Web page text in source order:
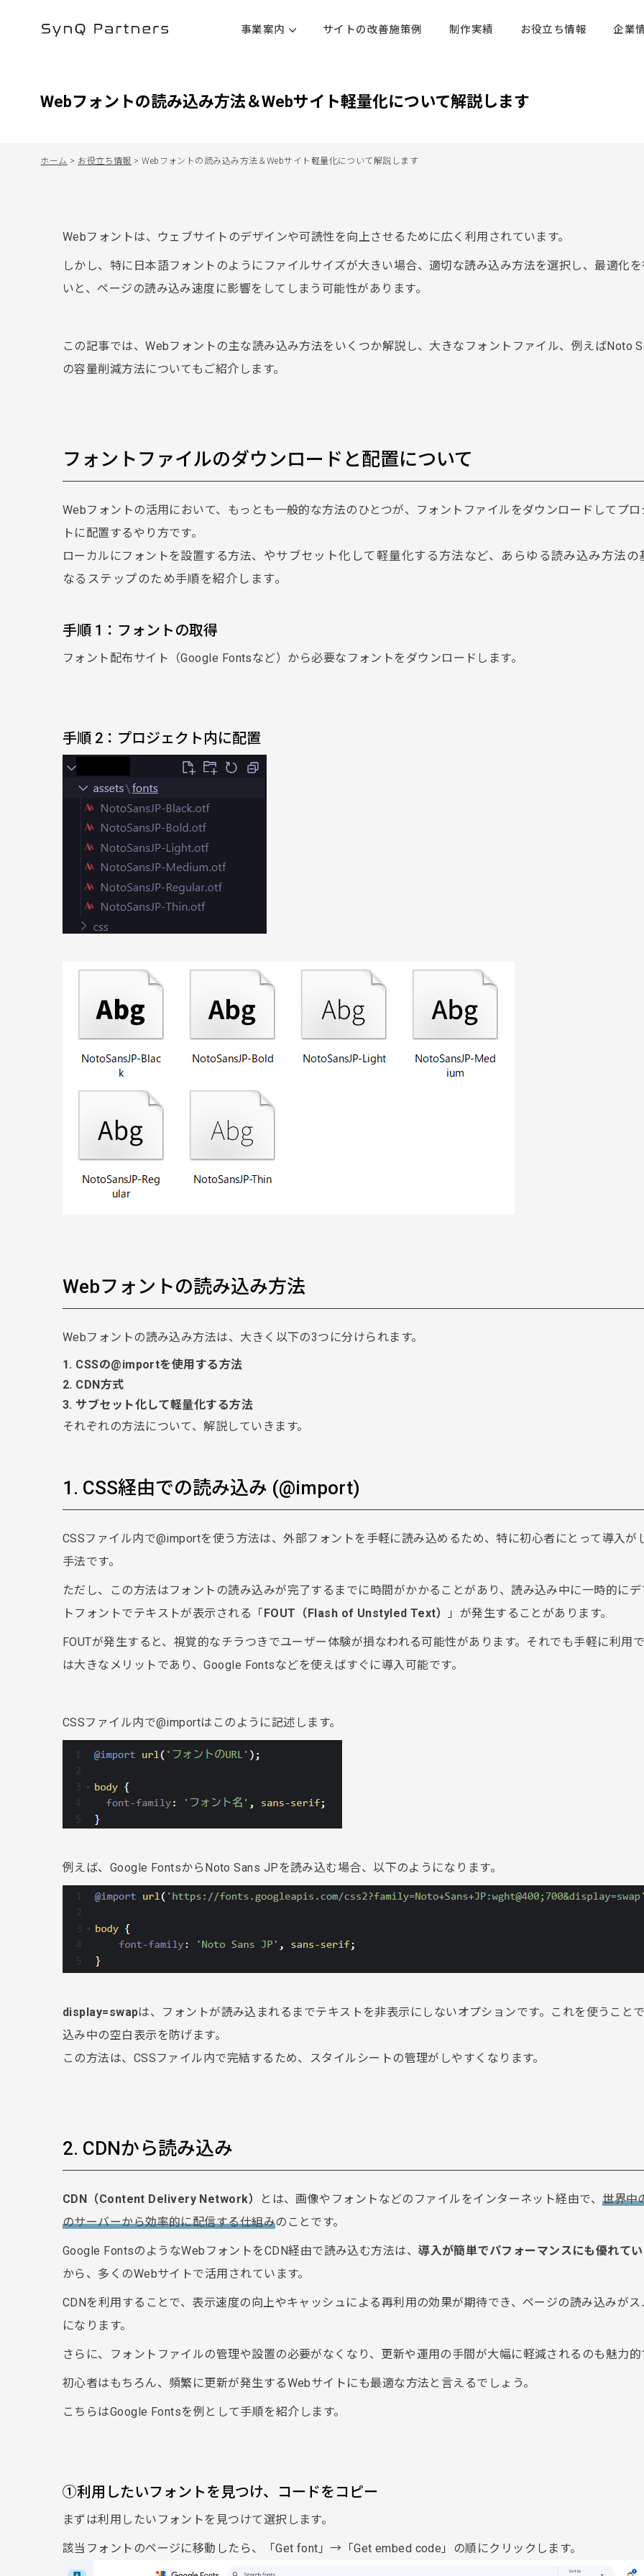
事業案内 サイトの改善施策例 制作実績 お役立ち情報 企業
Webフォントの読み込み方法＆Webサイト軽量化について解説します
ホーム > お役立ち情報 >Webフォントの読み込み方法＆Webサイト軽量化について解説します
Webフォントは、ウェブサイトのデザインや可読性を向上させるために広く利用されています。
しかし、特に日本語フォントのようにファイルサイズが大きい場合、適切な読み込み方法を選択し、最適化
いと、ページの読み込み速度に影響をしてしまう可能性があります。
この記事では、Webフォントの主な読み込み方法をいくつか解説し、大きなフォントファイル、例えばNoto
の容量削減方法についてもご紹介します。
フォントファイルのダウンロードと配置について
Webフォントの活用において、もっとも一般的な方法のひとつが、フォントファイルをダウンロードしてプロ
トに配置するやり方です。
ローカルにフォントを設置する方法、 やサブセット化して軽量化する方法など、あらゆる読み込み方法の
なるステップのため手順を紹介します。
手順 1：フォントの取得
フォント配布サイト（Google Fontsなど）から必要なフォントをダウンロードします。
手順 2：プロジェクト内に配置
Webフォントの読み込み方法
Webフォントの読み込み方法は、大きく以下の3つに分けられます。
1. CSSの@importを使用する方法
2. CDN方式
3. サブセット化して軽量化する方法
それぞれの方法について、解説していきます。
1. CSS経由での読み込み (@import)
CSSファイル内で@importを使う方法は、外部フォントを手軽に読み込めるため、特に初心者にとって導入が
手法です。
ただし、この方法はフォントの読み込みが完了するまでに時間がかかることがあり、読み込み中に一時的に
トフォントでテキストが表示される「FOUT（Flash of Unstyled Text） 」が発生することがあります。
FOUTが発生すると、視覚的なチラつきでユーザー体験が損なわれる可能性があります。それでも手軽に利用
は大きなメリットであり、Google Fontsなどを使えばすぐに導入可能です。
CSSファイル内で@importはこのように記述します。
例えば、Google FontsからNoto Sans JPを読み込む場合、以下のようになります。
display=swapは、フォントが読み込まれるまでテキストを非表示にしないオプションです。これを使うこと
込み中の空白表示を防げます。
この方法は、CSSファイル内で完結するため、スタイルシートの管理がしやすくなります。
2. CDNから読み込み
CDN（Content Delivery Network） とは、画像やフォントなどのファイルをインターネット経由で、世界中
のサーバーから効率的に配信する仕組みのことです。
Google FontsのようなWebフォントをCDN経由で読み込む方法は、導入が簡単でパフォーマンスにも優れて
から、多くのWebサイトで活用されています。
CDNを利用することで、表示速度の向上やキャッシュによる再利用の効果が期待でき、ページの読み込みがス
になります。
さらに、フォントファイルの管理や設置の必要がなくなり、更新や運用の手間が大幅に軽減されるのも魅力的
初心者はもちろん、頻繁に更新が発生するWebサイトにも最適な方法と言えるでしょう。
こちらはGoogle Fontsを例として手順を紹介します。
①利用したいフォントを見つけ、コードをコピー
まずは利用したいフォントを見つけて選択します。
該当フォントのページに移動したら、「Get font」→「Get embed code」の順にクリックします。